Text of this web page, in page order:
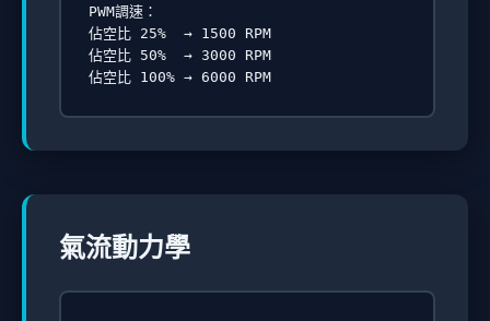
PWM調速：
佔空比 25%  → 1500 RPM
佔空比 50%  → 3000 RPM
氣流動力學